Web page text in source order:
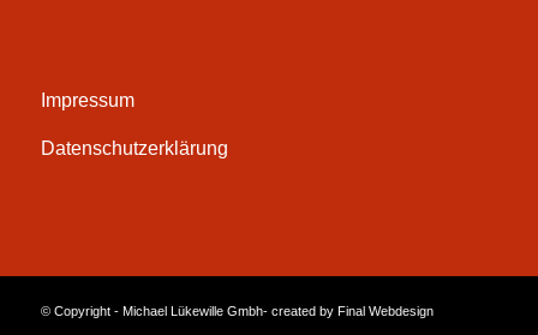
Impressum
Datenschutzerklärung
© Copyright - Michael Lükewille Gmbh- created by Final Webdesign